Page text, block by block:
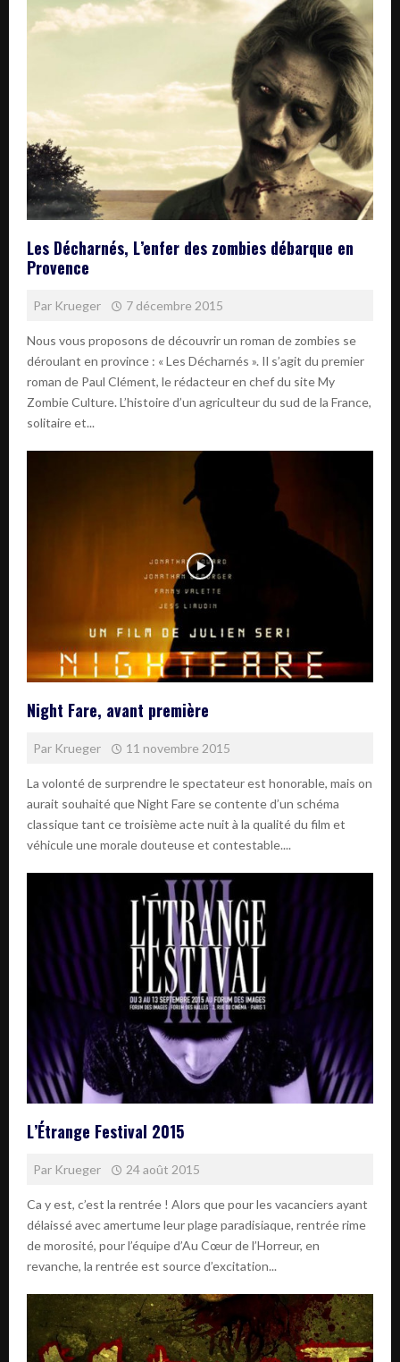
Les Décharnés, L’enfer des zombies débarque en
Provence
Par Krueger 7 décembre 2015
Nous vous proposons de découvrir un roman de zombies se
déroulant en province : « Les Décharnés ». Il s’agit du premier
roman de Paul Clément, le rédacteur en chef du site My
Zombie Culture. L’histoire d’un agriculteur du sud de la France,
solitaire et...
Night Fare, avant première
Par Krueger 11 novembre 2015
La volonté de surprendre le spectateur est honorable, mais on
aurait souhaité que Night Fare se contente d’un schéma
classique tant ce troisième acte nuit à la qualité du film et
véhicule une morale douteuse et contestable....
L’Étrange Festival 2015
Par Krueger 24 août 2015
Ca y est, c’est la rentrée ! Alors que pour les vacanciers ayant
délaissé avec amertume leur plage paradisiaque, rentrée rime
de morosité, pour l’équipe d’Au Cœur de l’Horreur, en
revanche, la rentrée est source d’excitation...